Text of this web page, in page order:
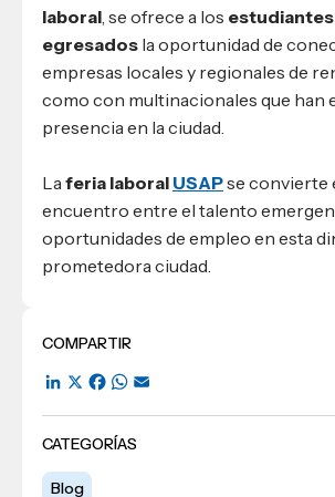
COMPARTIR
LinkedIn
X Facebook
WhatsApp
CATEGORÍAS
Blog
laboral, se ofrece a los
egresados la oportunidad de
empresas locales y regionales de
como con multinacionales que han
presencia en la ciudad.
La feria laboral USAPse convierte
encuentro entre el talento
oportunidades de empleo en esta
prometedora ciudad.